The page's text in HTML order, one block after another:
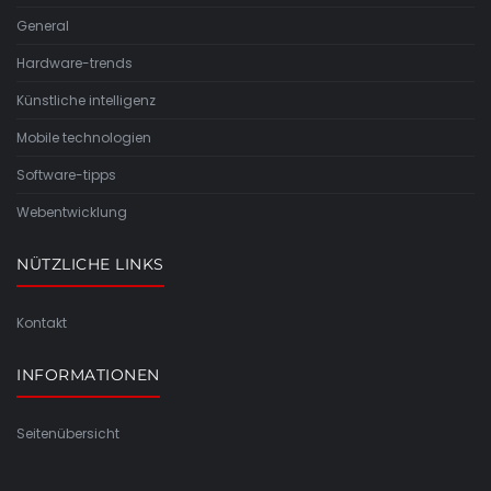
General
Hardware-trends
Künstliche intelligenz
Mobile technologien
Software-tipps
Webentwicklung
NÜTZLICHE LINKS
Kontakt
INFORMATIONEN
Seitenübersicht